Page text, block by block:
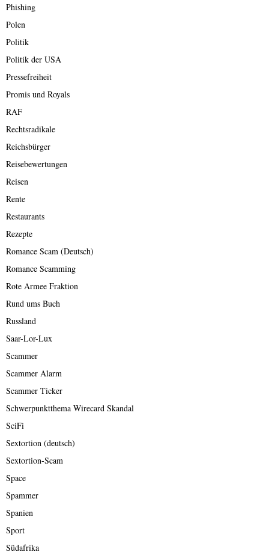
Phishing
Polen
Politik
Politik der USA
Pressefreiheit
Promis und Royals
RAF
Rechtsradikale
Reichsbürger
Reisebewertungen
Reisen
Rente
Restaurants
Rezepte
Romance Scam (Deutsch)
Romance Scamming
Rote Armee Fraktion
Rund ums Buch
Russland
Saar-Lor-Lux
Scammer
Scammer Alarm
Scammer Ticker
Schwerpunktthema Wirecard Skandal
SciFi
Sextortion (deutsch)
Sextortion-Scam
Space
Spammer
Spanien
Sport
Südafrika